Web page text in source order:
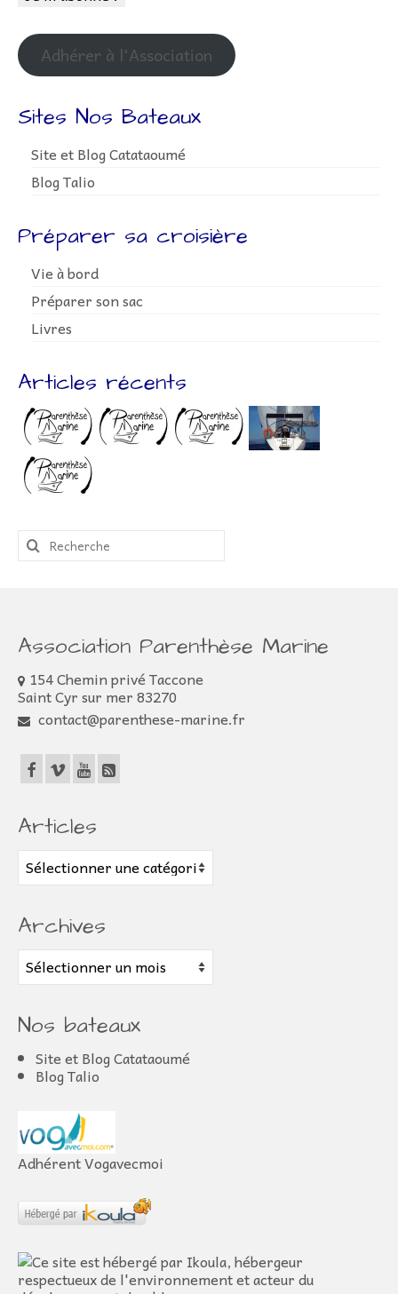
Adhérer à l'Association
Sites Nos Bateaux
Site et Blog Catataoumé
Blog Talio
Préparer sa croisière
Vie à bord
Préparer son sac
Livres
Articles récents
Rechercher
:
Association Parenthèse Marine
154 Chemin privé Taccone
Saint Cyr sur mer 83270
contact@parenthese-marine.fr
Articles
Articles
Archives
Archives
Nos bateaux
Site et Blog Catataoumé
Blog Talio
Adhérent Vogavecmoi